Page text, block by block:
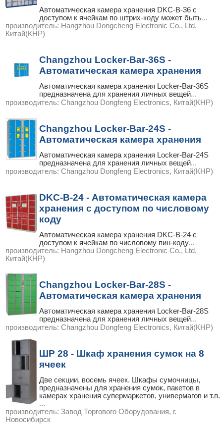
Автоматическая камера хранения DKC-B-36 с
доступом к ячейкам по штрих-коду может быть...
производитель: Hangzhou Dongcheng Electronic Co., Ltd,
Китай(КНР)
Changzhou Locker-Bar-36S -
Автоматическая камера хранения
Автоматическая камера хранения Locker-Bar-36S
предназначена для хранения личных вещей...
производитель: Changzhou Dongfeng Electronics, Китай(КНР)
Changzhou Locker-Bar-24S -
Автоматическая камера хранения
Автоматическая камера хранения Locker-Bar-24S
предназначена для хранения личных вещей...
производитель: Changzhou Dongfeng Electronics, Китай(КНР)
DKC-B-24 - Автоматическая камера
хранения с доступом по числовому
коду
Автоматическая камера хранения DKC-B-24 с
доступом к ячейкам по числовому пин-коду...
производитель: Hangzhou Dongcheng Electronic Co., Ltd,
Китай(КНР)
Changzhou Locker-Bar-28S -
Автоматическая камера хранения
Автоматическая камера хранения Locker-Bar-28S
предназначена для хранения личных вещей...
производитель: Changzhou Dongfeng Electronics, Китай(КНР)
ШР 28 - Шкаф хранения сумок на 8
ячеек
Две секции, восемь ячеек. Шкафы сумочницы,
предназначены для хранения сумок, пакетов в
камерах хранения супермаркетов, универмагов и т.п.
...
производитель: Завод Торгового Оборудования, г.
Новосибирск